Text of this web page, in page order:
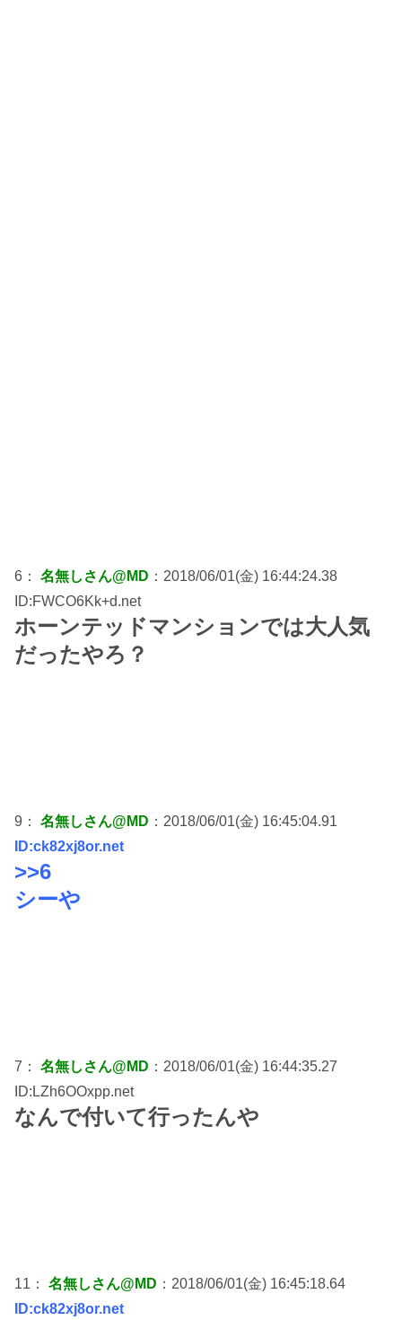
6： 名無しさん@MD ：2018/06/01(金) 16:44:24.38
ID:FWCO6Kk+d.net
ホーンテッドマンションでは大人気
だったやろ？
9： 名無しさん@MD ：2018/06/01(金) 16:45:04.91
ID:ck82xj8or.net
>>6
シーや
7： 名無しさん@MD ：2018/06/01(金) 16:44:35.27
ID:LZh6OOxpp.net
なんで付いて行ったんや
11： 名無しさん@MD ：2018/06/01(金) 16:45:18.64
ID:ck82xj8or.net